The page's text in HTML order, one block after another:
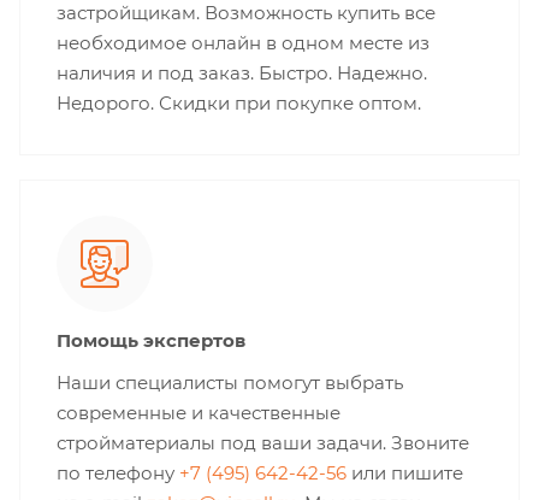
застройщикам. Возможность купить все
необходимое онлайн в одном месте из
наличия и под заказ. Быстро. Надежно.
Недорого. Скидки при покупке оптом.
Помощь экспертов
Наши специалисты помогут выбрать
современные и качественные
стройматериалы под ваши задачи. Звоните
по телефону +7 (495) 642-42-56 или пишите